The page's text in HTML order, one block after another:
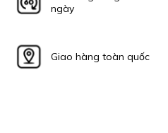
ngày
Giao hàng toàn quốc